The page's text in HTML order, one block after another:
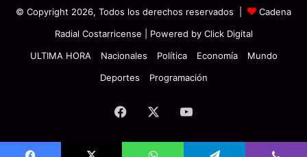
© Copyright 2026, Todos los derechos reservados |
Cadena
Radial Costarricense | Powered by Click Digital
ULTIMA HORA
Nacionales Política Economía
Mundo
Deportes
Programación
Facebook YouTube